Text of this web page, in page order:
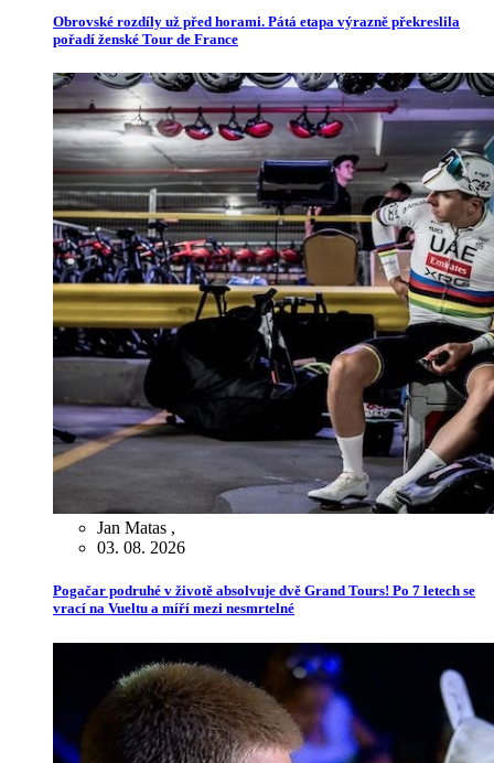
Obrovské rozdíly už před horami. Pátá etapa výrazně překreslila
pořadí ženské Tour de France
Jan Matas ,
03. 08. 2026
Pogačar podruhé v životě absolvuje dvě Grand Tours! Po 7 letech se
vrací na Vueltu a míří mezi nesmrtelné